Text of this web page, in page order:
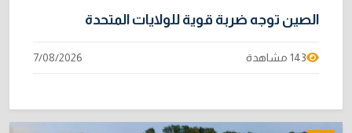
الصين توجه ضربة قوية للولايات المتحدة
143 مشاهدة 7/08/2026